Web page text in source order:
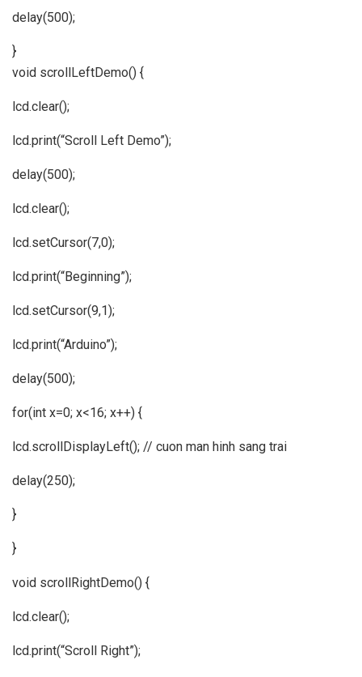
delay(500);
}
void scrollLeftDemo() {
lcd.clear();
lcd.print(“Scroll Left Demo”);
delay(500);
lcd.clear();
lcd.setCursor(7,0);
lcd.print(“Beginning”);
lcd.setCursor(9,1);
lcd.print(“Arduino”);
delay(500);
for(int x=0; x<16; x++) {
lcd.scrollDisplayLeft(); // cuon man hinh sang trai
delay(250);
}
}
void scrollRightDemo() {
lcd.clear();
lcd.print(“Scroll Right”);